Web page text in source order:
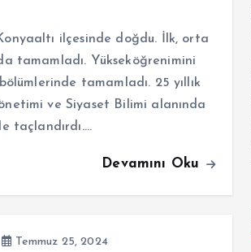
ilçesinde doğdu. İlk, orta
tamamladı. Yükseköğrenimini
tamamladı. 25 yıllık
ve Siyaset Bilimi alanında
taçlandırdı.…
Devamını Oku
Temmuz 25, 2024